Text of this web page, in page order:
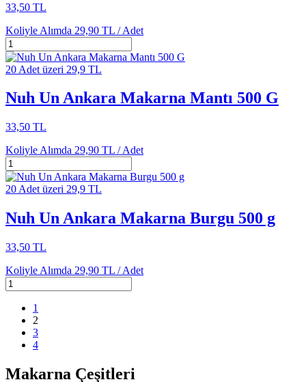
33,50 TL
Koliyle Alımda 29,90 TL /Adet
20 Adet üzeri 29,9 TL
Nuh Un Ankara Makarna Mantı 500 G
33,50 TL
Koliyle Alımda 29,90 TL /Adet
20 Adet üzeri 29,9 TL
Nuh Un Ankara Makarna Burgu 500 g
33,50 TL
Koliyle Alımda 29,90 TL /Adet
1
2
3
4
Makarna Çeşitleri